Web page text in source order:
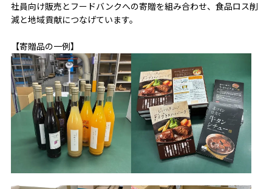
社員向け販売とフードバンクへの寄贈を組み合わせ、食品ロス削
減と地域貢献につなげています。
【寄贈品の一例】